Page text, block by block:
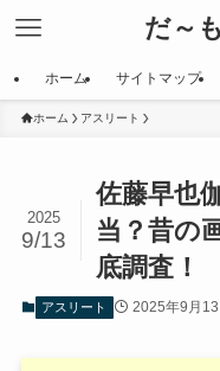
だ～
ホーム サイトマップ
ホーム アスリート
佐藤早也
当？昔の
底調査！
2025
9/13
アスリート 2025年9月13